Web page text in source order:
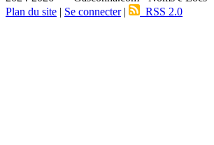
Plan du site | Se connecter| RSS 2.0